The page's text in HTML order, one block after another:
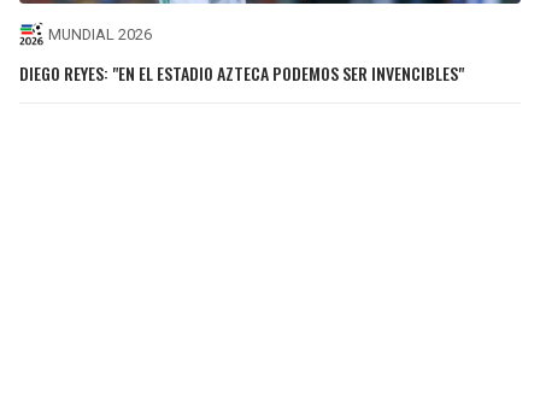
MUNDIAL 2026
DIEGO REYES: "EN EL ESTADIO AZTECA PODEMOS SER INVENCIBLES"